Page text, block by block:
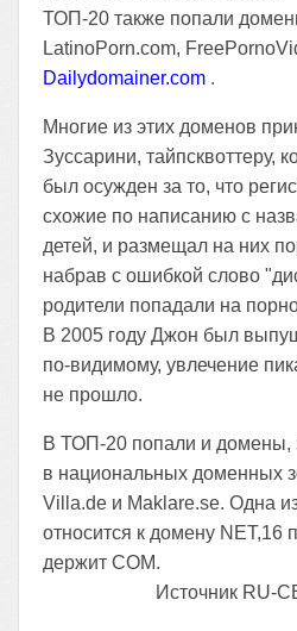
ТОП-20 также попали
LatinoPorn.com,
Dailydomainer.com .
Многие из этих доменов
Зуссарини, тайпсквоттеру,
был осужден за то, что
схожие по написанию с
детей, и размещал на них
набрав с ошибкой слово
родители попадали на
В 2005 году Джон был
по-видимому, увлечение
не прошло.
В ТОП-20 попали и домены,
в национальных доменных
Villa.de и Maklare.se. Одна
относится к домену NET,16
держит COM.
Источник RU-